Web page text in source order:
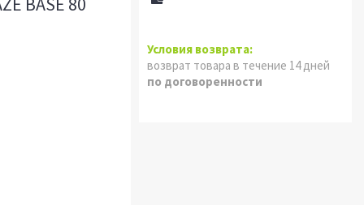
возврат товара в течение 14 дней
по договоренности